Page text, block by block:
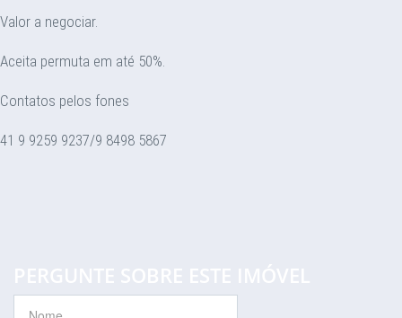
Valor a negociar.
Aceita permuta em até 50%.
Contatos pelos fones
41 9 9259 9237/9 8498 5867